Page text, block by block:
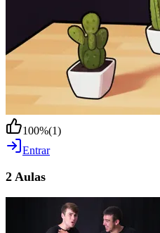
100%(1)
Entrar
2 Aulas